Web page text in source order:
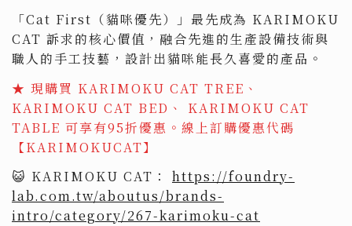
「Cat First（貓咪優先）」最先成為 KARIMOKU
CAT 訴求的核心價值，融合先進的生產設備技術與
職人的手工技藝，設計出貓咪能長久喜愛的產品。
★ 現購買 KARIMOKU CAT TREE、
KARIMOKU CAT BED、 KARIMOKU CAT
TABLE 可享有95折優惠。線上訂購優惠代碼
【KARIMOKUCAT】
😺 KARIMOKU CAT： https://foundry-
lab.com.tw/aboutus/brands-
intro/category/267-karimoku-cat